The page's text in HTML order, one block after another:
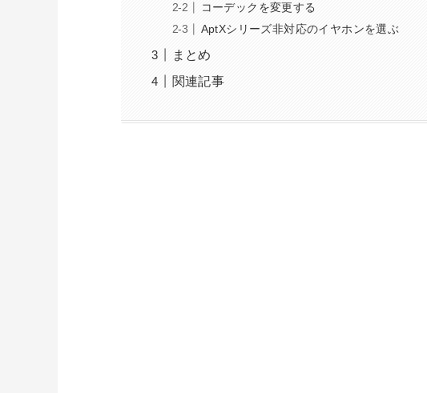
コーデックを変更する
AptXシリーズ非対応のイヤホンを選ぶ
まとめ
関連記事